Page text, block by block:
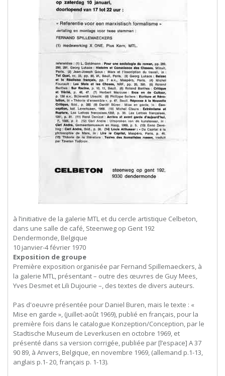
à l’initiative de la galerie MTL et du cercle artistique Celbeton,
dans une salle de café, Steenweg op Gent 192
Dendermonde, Belgique
10 janvier-4 février 1970
Exposition de groupe
Première exposition organisée par Fernand Spillemaeckers, à
la galerie MTL, présentant – outre des œuvres de Guy Mees,
Yves Desmet et Lili Dujourie –, des textes de divers auteurs.
Pas d'oeuvre présentée pour Daniel Buren, mais le texte : «
Mise en garde », (juillet-août 1969), publié en français, pour la
première fois dans le catalogue Konzeption/Conception, par le
Stadtische Museum de Leverkusen en octobre 1969, et
présenté dans sa version corrigée, publiée par [l’espace] A 37
90 89, à Anvers, Belgique, en novembre 1969, (allemand p.1-13,
anglais p.1- 20, français p. 1-13).